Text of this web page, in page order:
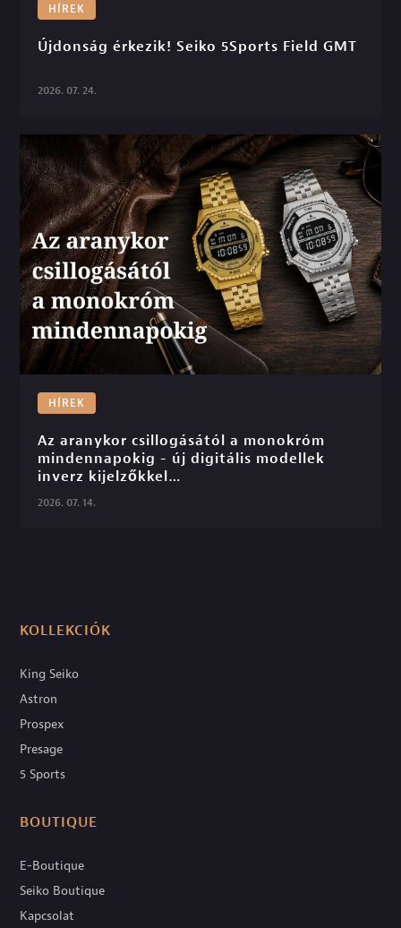
HÍREK
Újdonság érkezik! Seiko 5Sports Field GMT
2026. 07. 24.
HÍREK
Az aranykor csillogásától a monokróm
mindennapokig - új digitális modellek
inverz kijelzőkkel
2026. 07. 14.
KOLLEKCIÓK
King Seiko
Astron
Prospex
Presage
5 Sports
BOUTIQUE
E-Boutique
Seiko Boutique
Kapcsolat